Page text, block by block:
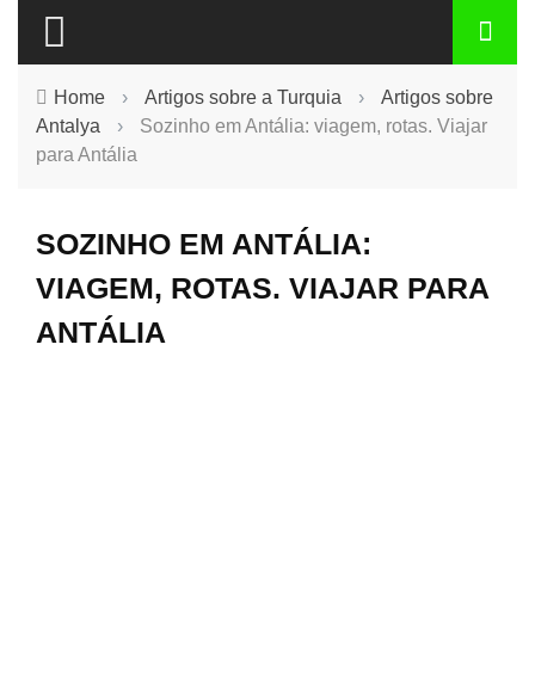
Home › Artigos sobre a Turquia ›
Artigos sobre
Antalya
›
Sozinho em Antália: viagem, rotas. Viajar
para Antália
SOZINHO EM ANTÁLIA:
VIAGEM, ROTAS. VIAJAR PARA
ANTÁLIA